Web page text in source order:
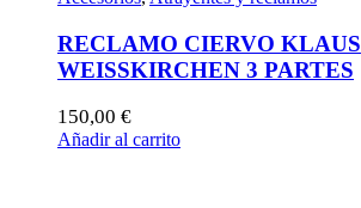
RECLAMO CIERVO KLAUS
WEISSKIRCHEN 3 PARTES
150,00 €
Añadir al carrito